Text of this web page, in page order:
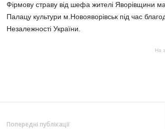
Фірмову страву від шефа жителі Яворівщини
Палацу культури м.Новояворівськ під час
Незалежності України.
На
Попередні публікації